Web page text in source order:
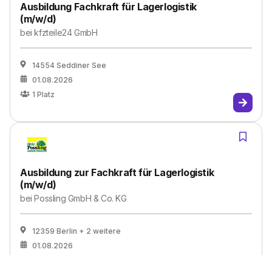
Ausbildung Fachkraft für Lagerlogistik
(m/w/d)
beikfzteile24 GmbH
14554 Seddiner See
01.08.2026
1 Platz
Ausbildung zur Fachkraft für Lagerlogistik
(m/w/d)
beiPossling GmbH & Co. KG
12359 Berlin + 2 weitere
01.08.2026